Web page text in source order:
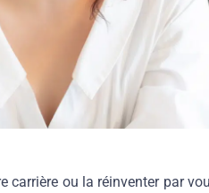
carrière ou la réinventer par